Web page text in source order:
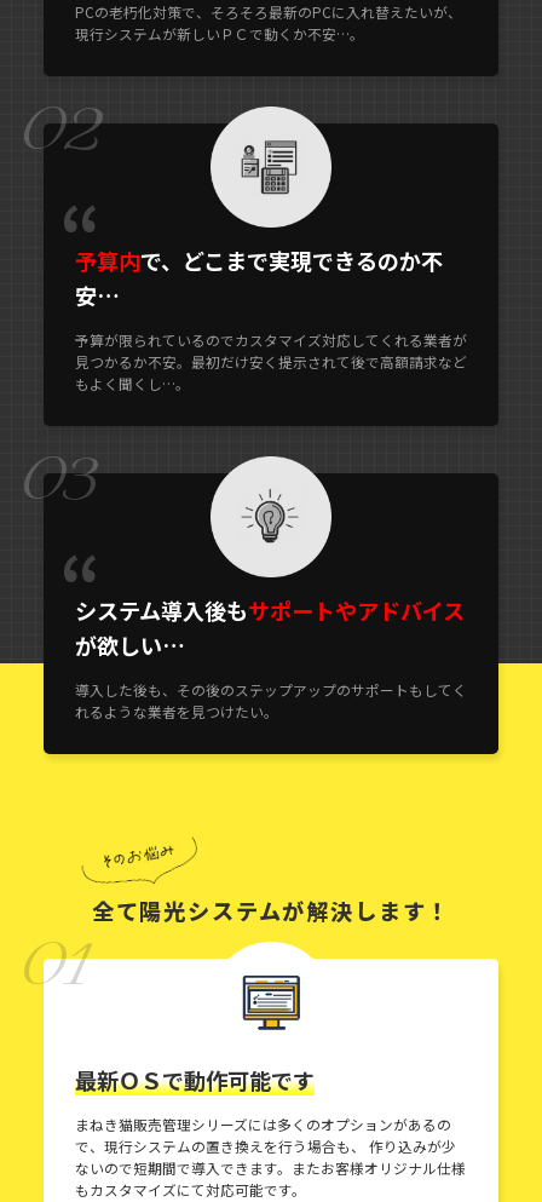
PCの老朽化対策で、そろそろ最新のPCに入れ替えたいが、
現行システムが新しいＰＣで動くか不安…。
予算内で、どこまで実現できるのか不
安…
予算が限られているのでカスタマイズ対応してくれる業者が
見つかるか不安。最初だけ安く提示されて後で高額請求など
もよく聞くし…。
02
システム導入後もサポートやアドバイス
が欲しい…
導入した後も、その後のステップアップのサポートもしてく
れるような業者を見つけたい。
03
全て陽光システムが解決します！
最新ＯＳで動作可能です
まねき猫販売管理シリーズには多くのオプションがあるの
で、現行システムの置き換えを行う場合も、 作り込みが少
ないので短期間で導入できます。またお客様オリジナル仕様
もカスタマイズにて対応可能です。
01